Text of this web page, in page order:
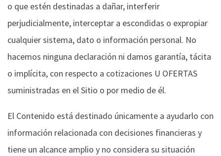
o que estén destinadas a dañar, interferir
perjudicialmente, interceptar a escondidas o expropiar
cualquier sistema, dato o información personal. No
hacemos ninguna declaración ni damos garantía, tácita
o implícita, con respecto a cotizaciones U OFERTAS
suministradas en el Sitio o por medio de él.
El Contenido está destinado únicamente a ayudarlo con
información relacionada con decisiones financieras y
tiene un alcance amplio y no considera su situación